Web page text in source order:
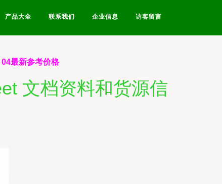
产品大全 联系我们 企业信息 访客留言
最新参考价格
文档资料和货源信